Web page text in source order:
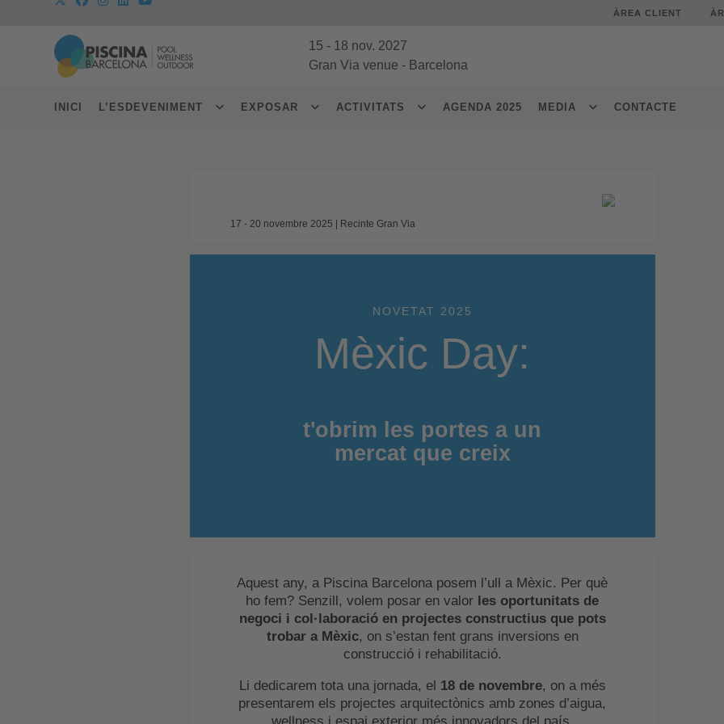
ÀREA CLIENT
15 - 18 nov. 2027
Gran Via venue - Barcelona
INICI L’ESDEVENIMENT EXPOSAR ACTIVITATS AGENDA 2025 MEDIA CONTACTE
17 - 20 novembre 2025 | Recinte Gran Via
NOVETAT 2025
Mèxic Day:
t'obrim les portes a un
mercat que creix
Aquest any, a Piscina Barcelona posem l’ull a Mèxic. Per què
ho fem? Senzill, volem posar en valor les oportunitats de
negoci i col·laboració en projectes constructius que pots
trobar a Mèxic, on s’estan fent grans inversions en
construcció i rehabilitació.
Li dedicarem tota una jornada, el 18 de novembre, on a més
presentarem els projectes arquitectònics amb zones d’aigua,